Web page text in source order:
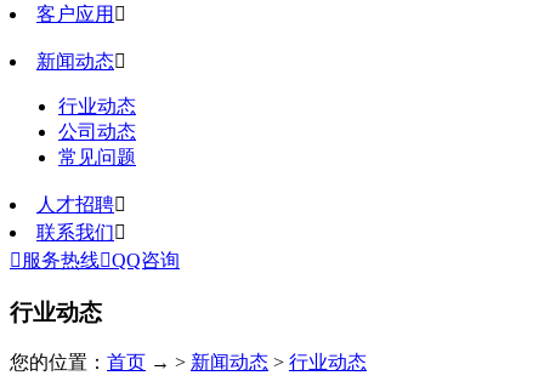
客户应用 
新闻动态
行业动态
公司动态
常见问题
人才招聘
联系我们
 服务热线QQ咨询
行业动态
您的位置： 首页 → > 新闻动态 > 行业动态